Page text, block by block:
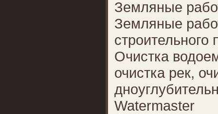
Земляные
Земляные
строительного
Очистка
очистка рек,
Watermaster